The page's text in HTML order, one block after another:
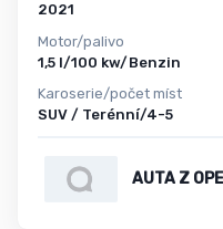
2021
Motor/palivo
1,5 l/100 kw/Benzin
Karoserie/počet míst
SUV / Terénní/4-5
AUTA Z